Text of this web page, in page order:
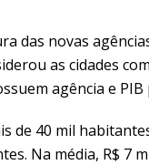
das novas
as cidades
agência e PIB
de 40 mil
Na média, R$